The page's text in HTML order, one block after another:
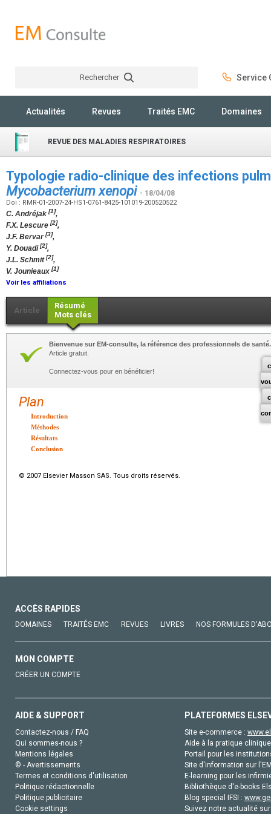
Rechercher Service
Actualités Revues Traités EMC Domaines
REVUE DES MALADIES RESPIRATOIRES
Typologie radio-clinique des infections
Mycobacterium xenopi - 18/04/08
Doi : RMR-01-2007-24-HS1-0761-8425-101019-200520522
C. Andréjak [1],
F.X. Lescure [2],
J.F. Bervar[3],
Y. Douadi[2],
J.L. Schmit[2],
V. Jounieaux [1]
Voir les affiliations
Article
Résumé
Mots clés
Bienvenue sur EM-consulte, la référence des professionnels de santé.
Article gratuit.
Connectez-vous pour en bénéficier!
Plan
Introduction
Méthodes
Résultats
Conclusion
© 2007 Elsevier Masson SAS. Tous droits réservés.
ACCÈS RAPIDES
DOMAINES TRAITÉS EMC REVUES LIVRES NOS FORMULES
MON COMPTE
CRÉER UN COMPTE
AIDE & SUPPORT
Contactez-nous / FAQ
Qui sommes-nous ?
Mentions légales
© - Avertissements
Termes et conditions d'utilisation
Politique rédactionnelle
Politique publicitaire
Cookie settings
PLATEFORMES
Site e-commerce :
Aide à la pratique
Portail pour les
Site d'information sur
E-learning pour les
Bibliothèque d'e-books
Blog special IFSI :
Suivez notre actualité